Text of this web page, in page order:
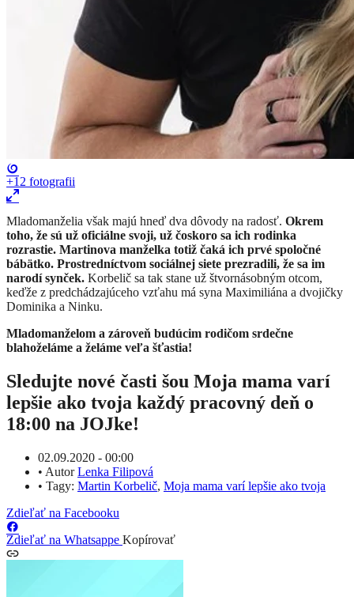
+12 fotografii
Mladomanželia však majú hneď dva dôvody na radosť. Okrem
toho, že sú už oficiálne svoji, už čoskoro sa ich rodinka
rozrastie. Martinova manželka totiž čaká ich prvé spoločné
bábätko. Prostredníctvom sociálnej siete prezradili, že sa im
narodí synček. Korbelič sa tak stane už štvornásobným otcom,
keďže z predchádzajúceho vzťahu má syna Maximiliána a dvojičky
Dominika a Ninku.
Mladomanželom a zároveň budúcim rodičom srdečne
blahoželáme a želáme veľa šťastia!
Sledujte nové časti šou Moja mama varí
lepšie ako tvoja každý pracovný deň o
18:00 na JOJke!
02.09.2020 - 00:00
• AutorLenka Filipová
• Tagy: Martin Korbelič, Moja mama varí lepšie ako tvoja
Zdieľať na Facebooku
Zdieľať na Whatsappe Kopírovať